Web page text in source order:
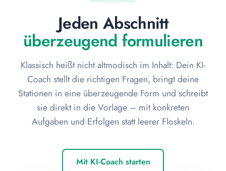
Jeden Abschnitt
überzeugend formulieren
Klassisch heißt nicht altmodisch im Inhalt: Dein KI-
Coach stellt die richtigen Fragen, bringt deine
Stationen in eine überzeugende Form und schreibt
sie direkt in die Vorlage – mit konkreten
Aufgaben und Erfolgen statt leerer Floskeln.
Mit KI-Coach starten